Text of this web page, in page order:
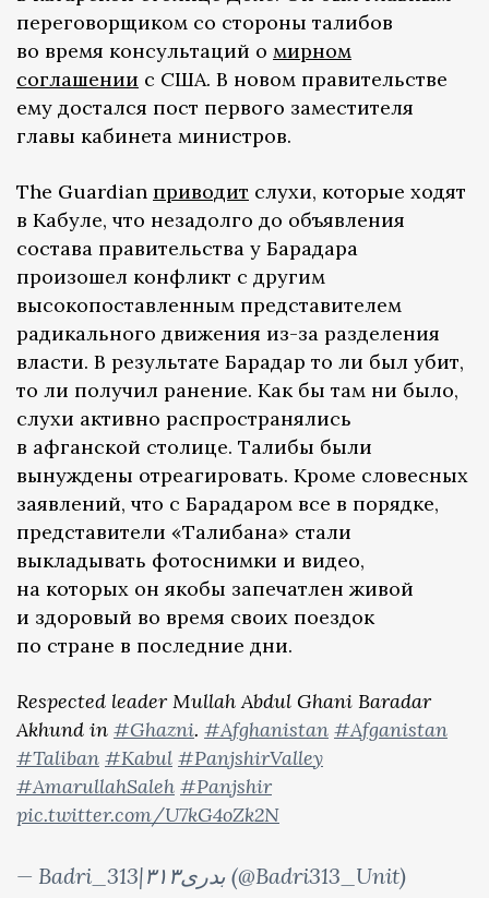
переговорщиком со стороны талибов
во время консультаций о мирном
соглашении с США. В новом правительстве
ему достался пост первого заместителя
главы кабинета министров.
The Guardian приводит слухи, которые ходят
в Кабуле, что незадолго до объявления
состава правительства у Барадара
произошел конфликт с другим
высокопоставленным представителем
радикального движения из-за разделения
власти. В результате Барадар то ли был убит,
то ли получил ранение. Как бы там ни было,
слухи активно распространялись
в афганской столице. Талибы были
вынуждены отреагировать. Кроме словесных
заявлений, что с Барадаром все в порядке,
представители «Талибана» стали
выкладывать фотоснимки и видео,
на которых он якобы запечатлен живой
и здоровый во время своих поездок
по стране в последние дни.
Respected leader Mullah Abdul Ghani Baradar
Akhund in #Ghazni. #Afghanistan #Afganistan
#Taliban #Kabul #PanjshirValley
#AmarullahSaleh #Panjshir
pic.twitter.com/U7kG4oZk2N
— Badri_313|۳۱۳بدری (@Badri313_Unit)